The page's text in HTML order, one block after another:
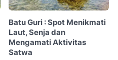
Batu Guri : Spot Menikmati
Laut, Senja dan
Mengamati Aktivitas
Satwa